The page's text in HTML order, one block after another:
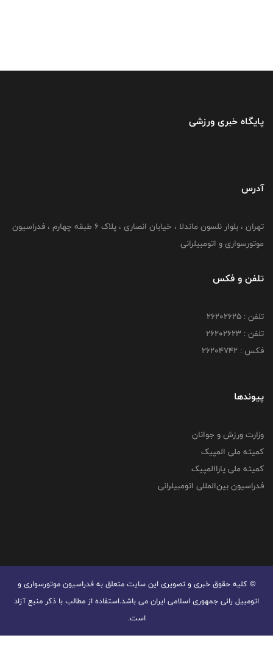
پایگاه خبری ورزشی
آدرس
تهران ، بلوار نلسون ماندلا ، خیابان انصاری ، پلاک ۶ طبقه چهارم ، فدراسیون
موتورسواری و اتومبیلرانی
تلفن و فکس
تلفن : ۲۶۲۰۲۶۲۵
تلفن : ۲۶۲۰۲۶۲۳
فکس : ۲۶۲۰۴۷۴۲
پیوندها
وزارت ورزش و جوانان
کمیته ملی المپیک
کمیته ملی پاراالمپیک
فدراسیون بین‌المللی اتومبیلرانی
© کليه حقوق خبری و تصويری اين سايت متعلق به فدراسیون موتورسواری و
اتومبیل رانی جمهوری اسلامی ایران می باشد.استفاده از مطالب با ذكر منبع آزاد
است.